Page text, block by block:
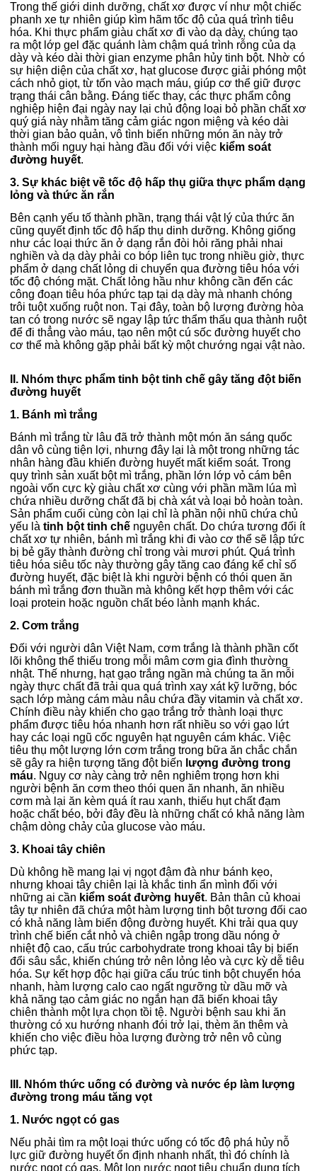
Trong thế giới dinh dưỡng, chất xơ được ví như một chiếc
phanh xe tự nhiên giúp kìm hãm tốc độ của quá trình tiêu
hóa. Khi thực phẩm giàu chất xơ đi vào dạ dày, chúng tạo
ra một lớp gel đặc quánh làm chậm quá trình rỗng của dạ
dày và kéo dài thời gian enzyme phân hủy tinh bột. Nhờ có
sự hiện diện của chất xơ, hạt glucose được giải phóng một
cách nhỏ giọt, từ tốn vào mạch máu, giúp cơ thể giữ được
trạng thái cân bằng. Đáng tiếc thay, các thực phẩm công
nghiệp hiện đại ngày nay lại chủ động loại bỏ phần chất xơ
quý giá này nhằm tăng cảm giác ngon miệng và kéo dài
thời gian bảo quản, vô tình biến những món ăn này trở
thành mối nguy hại hàng đầu đối với việc kiểm soát
đường huyết.
3. Sự khác biệt về tốc độ hấp thụ giữa thực phẩm dạng
lỏng và thức ăn rắn
Bên cạnh yếu tố thành phần, trạng thái vật lý của thức ăn
cũng quyết định tốc độ hấp thụ dinh dưỡng. Không giống
như các loại thức ăn ở dạng rắn đòi hỏi răng phải nhai
nghiền và dạ dày phải co bóp liên tục trong nhiều giờ, thực
phẩm ở dạng chất lỏng di chuyển qua đường tiêu hóa với
tốc độ chóng mặt. Chất lỏng hầu như không cần đến các
công đoạn tiêu hóa phức tạp tại dạ dày mà nhanh chóng
trôi tuột xuống ruột non. Tại đây, toàn bộ lượng đường hòa
tan có trong nước sẽ ngay lập tức thẩm thấu qua thành ruột
để đi thẳng vào máu, tạo nên một cú sốc đường huyết cho
cơ thể mà không gặp phải bất kỳ một chướng ngại vật nào.
II. Nhóm thực phẩm tinh bột tinh chế gây tăng đột biến
đường huyết
1. Bánh mì trắng
Bánh mì trắng từ lâu đã trở thành một món ăn sáng quốc
dân vô cùng tiện lợi, nhưng đây lại là một trong những tác
nhân hàng đầu khiến đường huyết mất kiểm soát. Trong
quy trình sản xuất bột mì trắng, phần lớn lớp vỏ cám bên
ngoài vốn cực kỳ giàu chất xơ cùng với phần mầm lúa mì
chứa nhiều dưỡng chất đã bị chà xát và loại bỏ hoàn toàn.
Sản phẩm cuối cùng còn lại chỉ là phần nội nhũ chứa chủ
yếu là tinh bột tinh chế nguyên chất. Do chứa tương đối ít
chất xơ tự nhiên, bánh mì trắng khi đi vào cơ thể sẽ lập tức
bị bẻ gãy thành đường chỉ trong vài mươi phút. Quá trình
tiêu hóa siêu tốc này thường gây tăng cao đáng kể chỉ số
đường huyết, đặc biệt là khi người bệnh có thói quen ăn
bánh mì trắng đơn thuần mà không kết hợp thêm với các
loại protein hoặc nguồn chất béo lành mạnh khác.
2. Cơm trắng
Đối với người dân Việt Nam, cơm trắng là thành phần cốt
lõi không thể thiếu trong mỗi mâm cơm gia đình thường
nhật. Thế nhưng, hạt gạo trắng ngần mà chúng ta ăn mỗi
ngày thực chất đã trải qua quá trình xay xát kỹ lưỡng, bóc
sạch lớp màng cám màu nâu chứa đầy vitamin và chất xơ.
Chính điều này khiến cho gạo trắng trở thành loại thực
phẩm được tiêu hóa nhanh hơn rất nhiều so với gạo lứt
hay các loại ngũ cốc nguyên hạt nguyên cám khác. Việc
tiêu thụ một lượng lớn cơm trắng trong bữa ăn chắc chắn
sẽ gây ra hiện tượng tăng đột biến lượng đường trong
máu. Nguy cơ này càng trở nên nghiêm trọng hơn khi
người bệnh ăn cơm theo thói quen ăn nhanh, ăn nhiều
cơm mà lại ăn kèm quá ít rau xanh, thiếu hụt chất đạm
hoặc chất béo, bởi đây đều là những chất có khả năng làm
chậm dòng chảy của glucose vào máu.
3. Khoai tây chiên
Dù không hề mang lại vị ngọt đậm đà như bánh kẹo,
nhưng khoai tây chiên lại là khắc tinh ẩn mình đối với
những ai cần kiểm soát đường huyết. Bản thân củ khoai
tây tự nhiên đã chứa một hàm lượng tinh bột tương đối cao
có khả năng làm biến động đường huyết. Khi trải qua quy
trình chế biến cắt nhỏ và chiên ngập trong dầu nóng ở
nhiệt độ cao, cấu trúc carbohydrate trong khoai tây bị biến
đổi sâu sắc, khiến chúng trở nên lỏng lẻo và cực kỳ dễ tiêu
hóa. Sự kết hợp độc hại giữa cấu trúc tinh bột chuyển hóa
nhanh, hàm lượng calo cao ngất ngưỡng từ dầu mỡ và
khả năng tạo cảm giác no ngắn hạn đã biến khoai tây
chiên thành một lựa chọn tồi tệ. Người bệnh sau khi ăn
thường có xu hướng nhanh đói trở lại, thèm ăn thêm và
khiến cho việc điều hòa lượng đường trở nên vô cùng
phức tạp.
III. Nhóm thức uống có đường và nước ép làm lượng
đường trong máu tăng vọt
1. Nước ngọt có gas
Nếu phải tìm ra một loại thức uống có tốc độ phá hủy nỗ
lực giữ đường huyết ổn định nhanh nhất, thì đó chính là
nước ngọt có gas. Một lon nước ngọt tiêu chuẩn dung tích